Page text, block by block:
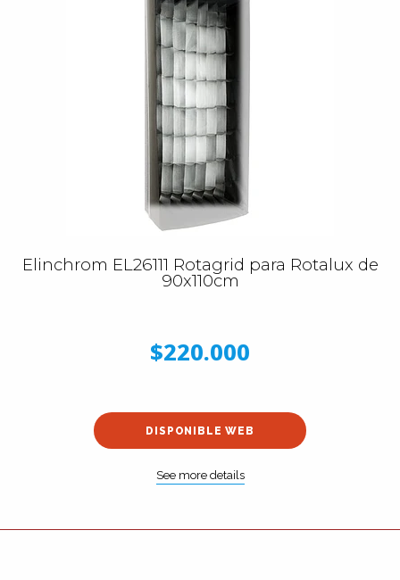
Elinchrom EL26111 Rotagrid para Rotalux de
90x110cm
$220.000
DISPONIBLE WEB
See more details